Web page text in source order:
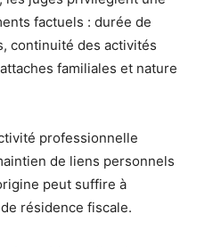
factuels : durée de
continuité des activités
familiales et nature
professionnelle
de liens personnels
peut suffire à
résidence fiscale.